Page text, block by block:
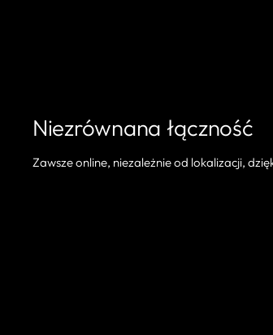
Niezrównana łączność
Zawsze online, niezależnie od lokalizacji,